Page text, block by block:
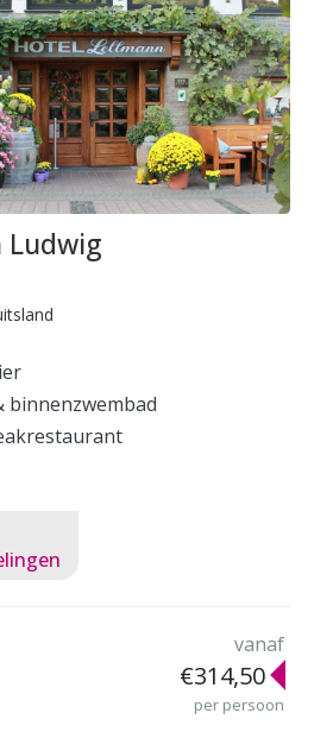
Ludwig
binnenzwembad
vanaf
€314,50
per persoon